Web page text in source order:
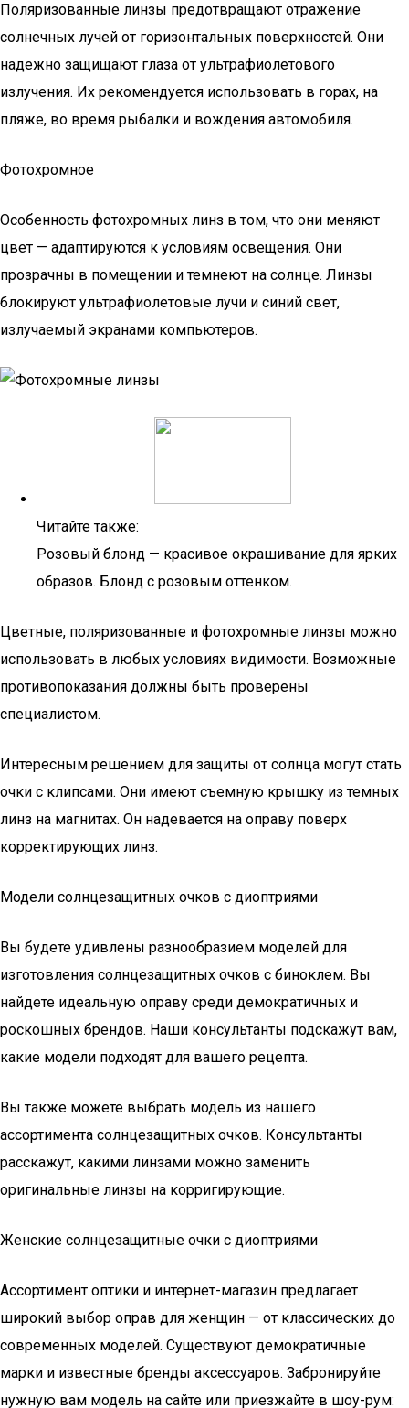
Поляризованные линзы предотвращают отражение
солнечных лучей от горизонтальных поверхностей. Они
надежно защищают глаза от ультрафиолетового
излучения. Их рекомендуется использовать в горах, на
пляже, во время рыбалки и вождения автомобиля.
Фотохромное
Особенность фотохромных линз в том, что они меняют
цвет — адаптируются к условиям освещения. Они
прозрачны в помещении и темнеют на солнце. Линзы
блокируют ультрафиолетовые лучи и синий свет,
излучаемый экранами компьютеров.
Читайте также:
Розовый блонд — красивое окрашивание для ярких
образов. Блонд с розовым оттенком.
Цветные, поляризованные и фотохромные линзы можно
использовать в любых условиях видимости. Возможные
противопоказания должны быть проверены
специалистом.
Интересным решением для защиты от солнца могут стать
очки с клипсами. Они имеют съемную крышку из темных
линз на магнитах. Он надевается на оправу поверх
корректирующих линз.
Модели солнцезащитных очков с диоптриями
Вы будете удивлены разнообразием моделей для
изготовления солнцезащитных очков с биноклем. Вы
найдете идеальную оправу среди демократичных и
роскошных брендов. Наши консультанты подскажут вам,
какие модели подходят для вашего рецепта.
Вы также можете выбрать модель из нашего
ассортимента солнцезащитных очков. Консультанты
расскажут, какими линзами можно заменить
оригинальные линзы на корригирующие.
Женские солнцезащитные очки с диоптриями
Ассортимент оптики и интернет-магазин предлагает
широкий выбор оправ для женщин — от классических до
современных моделей. Существуют демократичные
марки и известные бренды аксессуаров. Забронируйте
нужную вам модель на сайте или приезжайте в шоу-рум: